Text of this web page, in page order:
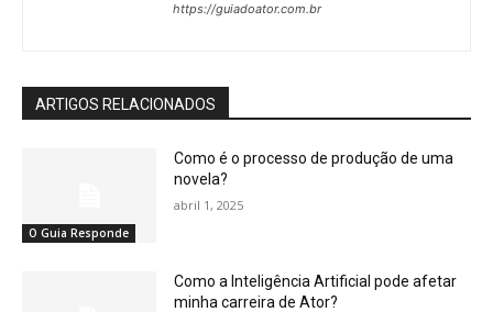
https://guiadoator.com.br
ARTIGOS RELACIONADOS
O Guia Responde
Como é o processo de produção de uma
novela?
abril 1, 2025
Como a Inteligência Artificial pode afetar
minha carreira de Ator?